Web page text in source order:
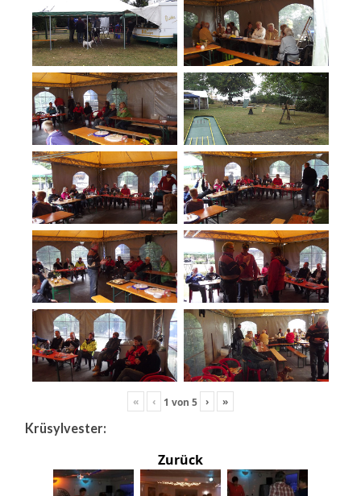
« ‹ 1 von 5 › »
Krüsylvester:
Zurück